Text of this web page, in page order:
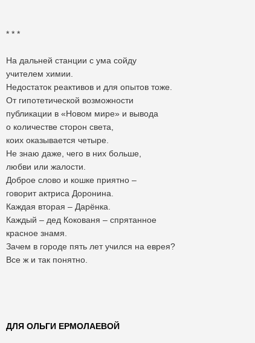
* * *
На дальней станции с ума сойду
учителем химии.
Недостаток реактивов и для опытов тоже.
От гипотетической возможности
публикации в «Новом мире» и вывода
о количестве сторон света,
коих оказывается четыре.
Не знаю даже, чего в них больше,
любви или жалости.
Доброе слово и кошке приятно –
говорит актриса Доронина.
Каждая вторая – Дарёнка.
Каждый – дед Кокованя – спрятанное
красное знамя.
Зачем в городе пять лет учился на еврея?
Все ж и так понятно.
ДЛЯ ОЛЬГИ ЕРМОЛАЕВОЙ